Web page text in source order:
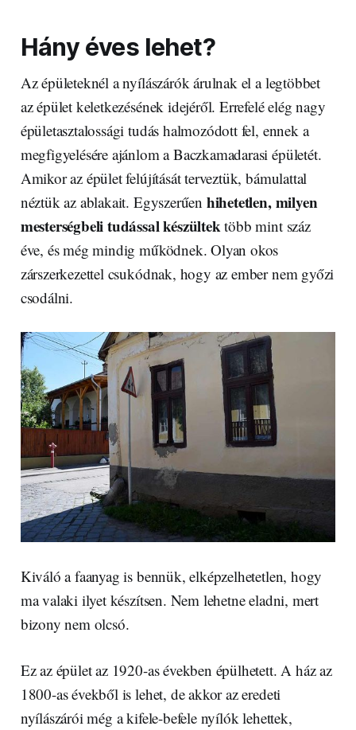
Hány éves lehet?
Az épületeknél a nyílászárók árulnak el a legtöbbet
az épület keletkezésének idejéről. Errefelé elég nagy
épületasztalossági tudás halmozódott fel, ennek a
megfigyelésére ajánlom a Baczkamadarasi épületét.
Amikor az épület felújítását terveztük, bámulattal
néztük az ablakait. Egyszerűen hihetetlen, milyen
mesterségbeli tudással készültektöbb mint száz
éve, és még mindig működnek. Olyan okos
zárszerkezettel csukódnak, hogy az ember nem győzi
csodálni.
Kiváló a faanyag is bennük, elképzelhetetlen, hogy
ma valaki ilyet készítsen. Nem lehetne eladni, mert
bizony nem olcsó.
Ez az épület az 1920-as években épülhetett. A ház az
1800-as évekből is lehet, de akkor az eredeti
nyílászárói még a kifele-befele nyílók lehettek,